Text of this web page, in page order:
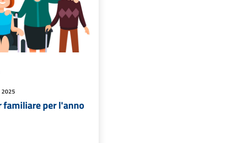
2025
familiare per l'anno